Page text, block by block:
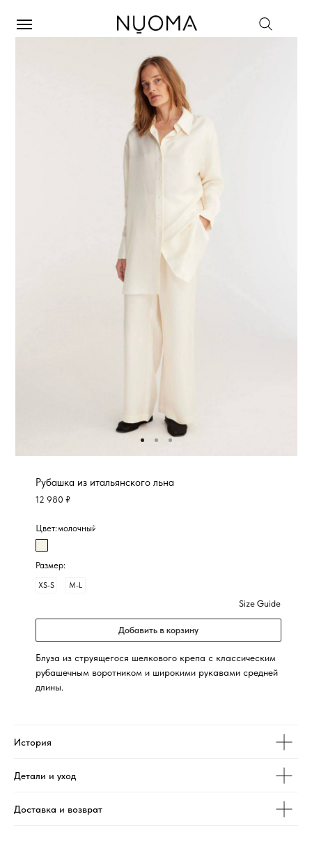
Рубашка из итальянского льна
12 980 ₽
Добавить в корзину
Цвет:
Размер:
Size Guide
Блуза из струящегося шелкового крепа с классическим
рубашечным воротником и широкими рукавами средней
длины.
молочный
M-L
XS-S
История
Детали и уход
Доставка и возврат